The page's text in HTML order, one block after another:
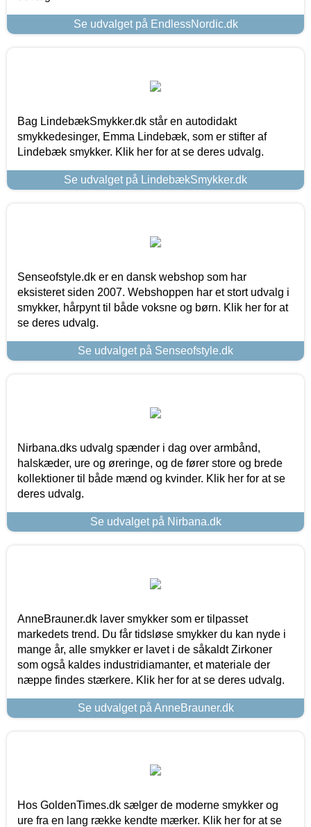
Se udvalget på EndlessNordic.dk
Bag LindebækSmykker.dk står en autodidakt
smykkedesinger, Emma Lindebæk, som er stifter af
Lindebæk smykker. Klik her for at se deres udvalg.
Se udvalget på LindebækSmykker.dk
Senseofstyle.dk er en dansk webshop som har
eksisteret siden 2007. Webshoppen har et stort udvalg i
smykker, hårpynt til både voksne og børn. Klik her for at
se deres udvalg.
Se udvalget på Senseofstyle.dk
Nirbana.dks udvalg spænder i dag over armbånd,
halskæder, ure og øreringe, og de fører store og brede
kollektioner til både mænd og kvinder. Klik her for at se
deres udvalg.
Se udvalget på Nirbana.dk
AnneBrauner.dk laver smykker som er tilpasset
markedets trend. Du får tidsløse smykker du kan nyde i
mange år, alle smykker er lavet i de såkaldt Zirkoner
som også kaldes industridiamanter, et materiale der
næppe findes stærkere. Klik her for at se deres udvalg.
Se udvalget på AnneBrauner.dk
Hos GoldenTimes.dk sælger de moderne smykker og
ure fra en lang række kendte mærker. Klik her for at se